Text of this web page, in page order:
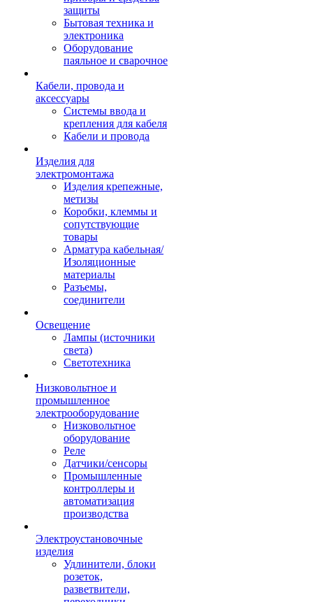
защиты
Бытовая техника и
электроника
Оборудование
паяльное и сварочное
Кабели, провода и
аксессуары
Системы ввода и
крепления для кабеля
Кабели и провода
Изделия для
электромонтажа
Изделия крепежные,
метизы
Коробки, клеммы и
сопутствующие
товары
Арматура кабельная/
Изоляционные
материалы
Разъемы,
соединители
Освещение
Лампы (источники
света)
Светотехника
Низковольтное и
промышленное
электрооборудование
Низковольтное
оборудование
Реле
Датчики/сенсоры
Промышленные
контроллеры и
автоматизация
производства
Электроустановочные
изделия
Удлинители, блоки
розеток,
разветвители,